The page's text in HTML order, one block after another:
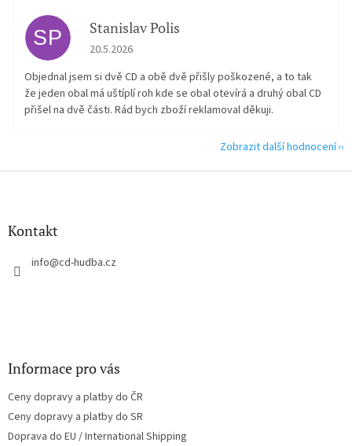
SP Stanislav Polis
Hodnocení obchodu je 2 z 5 hvězdiček.
20.5.2026
Objednal jsem si dvě CD a obě dvě přišly poškozené, a to tak
že jeden obal má uštíplí roh kde se obal otevírá a druhý obal CD
přišel na dvě části. Rád bych zboží reklamoval děkuji.
Zobrazit další hodnocení
Z
Kontakt
info@cd-hudba.cz
Informace pro vás
Ceny dopravy a platby do ČR
Ceny dopravy a platby do SR
Doprava do EU / International Shipping